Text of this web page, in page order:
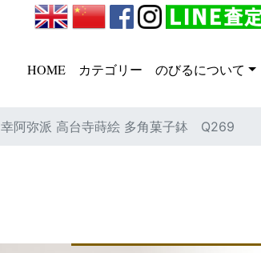
HOME カテゴリー のびるについて
幸阿弥派 高台寺蒔絵 多角菓子鉢 Q269